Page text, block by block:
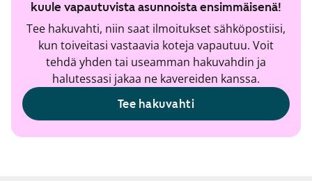
kuule vapautuvista asunnoista ensimmäisenä!
Tee hakuvahti, niin saat ilmoitukset sähköpostiisi,
kun toiveitasi vastaavia koteja vapautuu. Voit
tehdä yhden tai useamman hakuvahdin ja
halutessasi jakaa ne kavereiden kanssa.
Tee hakuvahti